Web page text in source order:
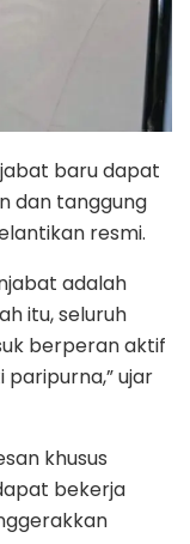
baru dapat
dan tanggung
resmi.
adalah
itu, seluruh
berperan aktif
ujar
khusus
bekerja